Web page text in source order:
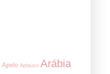
Apelo Aplauso Arábia